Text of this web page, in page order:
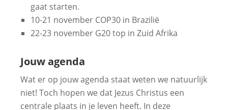
gaat starten.
10-21 november COP30 in Brazilië
22-23 november G20 top in Zuid Afrika
Jouw agenda
Wat er op jouw agenda staat weten we natuurlijk
niet! Toch hopen we dat Jezus Christus een
centrale plaats in je leven heeft. In deze